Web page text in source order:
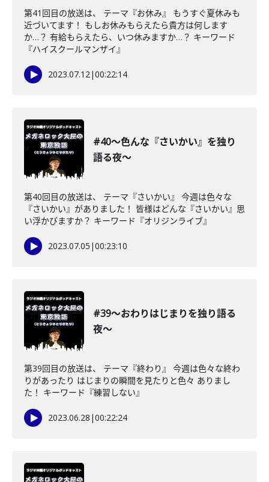
第41回目の放送は、 テーマ『お休み』 もうすぐ夏休みも
近づいてます！ もしお休みもらえたら貴方は何します
か…？ 有給もらえたら、いつ休みますか…？ キーワード
『ハイスクールマンザイ』
2023.07.12|00:22:14
#40〜色んな『さいかい』を独り
語る夜〜
第40回目の放送は、 テーマ『さいかい』 今週は色々な
『さいかい』がありました！ 皆様はどんな『さいかい』思
い浮かびますか？ キーワード『オリジンライブ』
2023.07.05 |00:23:10
#39〜おわりはじまりを独り語る
夜〜
第39回目の放送は、 テーマ『終わり』 今週は色々な終わ
りがあったり はじまりの瞬間を見たりと色々 ありまし
た！ キーワード『練習しない』
2023.06.28 |00:22:24